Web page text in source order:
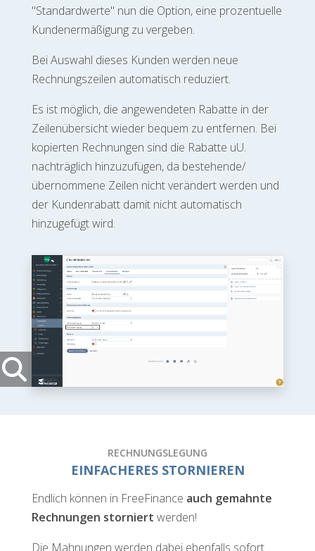
"Standardwerte" nun die Option, eine prozentuelle
Kundenermäßigung zu vergeben.
Bei Auswahl dieses Kunden werden neue
Rechnungszeilen automatisch reduziert.
Es ist möglich, die angewendeten Rabatte in der
Zeilenübersicht wieder bequem zu entfernen. Bei
kopierten Rechnungen sind die Rabatte uU.
nachträglich hinzuzufügen, da bestehende/
übernommene Zeilen nicht verändert werden und
der Kundenrabatt damit nicht automatisch
hinzugefügt wird.
RECHNUNGSLEGUNG
EINFACHERES STORNIEREN
Endlich können in FreeFinance auch gemahnte
Rechnungen storniert werden!
Die Mahnungen werden dabei ebenfalls sofort